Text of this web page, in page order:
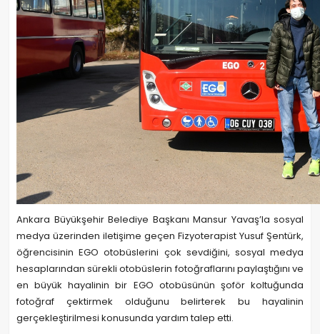
Ankara Büyükşehir Belediye Başkanı Mansur Yavaş’la sosyal
medya üzerinden iletişime geçen Fizyoterapist Yusuf Şentürk,
öğrencisinin EGO otobüslerini çok sevdiğini, sosyal medya
hesaplarından sürekli otobüslerin fotoğraflarını paylaştığını ve
en büyük hayalinin bir EGO otobüsünün şoför koltuğunda
fotoğraf çektirmek olduğunu belirterek bu hayalinin
gerçekleştirilmesi konusunda yardım talep etti.